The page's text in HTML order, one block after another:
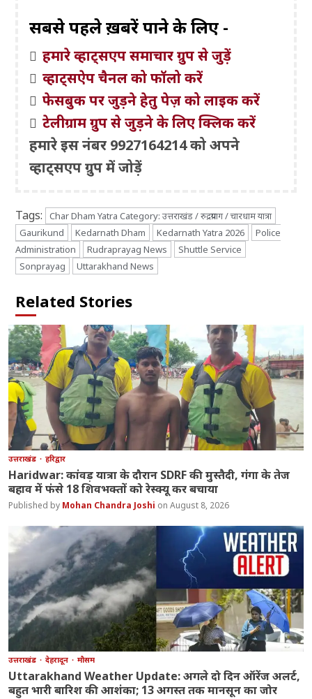
सबसे पहले ख़बरें पाने के लिए -
हमारे व्हाट्सएप समाचार ग्रुप से जुड़ें
व्हाट्सऐप चैनल को फॉलो करें
फेसबुक पर जुड़ने हेतु पेज़ को लाइक करें
टेलीग्राम ग्रुप से जुड़ने के लिए क्लिक करें
हमारे इस नंबर 9927164214 को अपने
व्हाट्सएप ग्रुप में जोड़ें
Tags:
Char Dham Yatra Category: उत्तराखंड / रुद्रप्रयाग / चारधाम यात्रा
Gaurikund
Kedarnath Dham Kedarnath Yatra 2026
Police
Administration
Rudraprayag News
Shuttle Service
Sonprayag
Uttarakhand News
Related Stories
उत्तराखंड हरिद्वार
Haridwar: कांवड़ यात्रा के दौरान SDRF की मुस्तैदी, गंगा के तेज
बहाव में फंसे 18 शिवभक्तों को रेस्क्यू कर बचाया
Mohan Chandra Joshi August 8, 2026
उत्तराखंड देहरादून मौसम
Uttarakhand Weather Update: अगले दो दिन ऑरेंज अलर्ट,
बहुत भारी बारिश की आशंका; 13 अगस्त तक मानसून का जोर